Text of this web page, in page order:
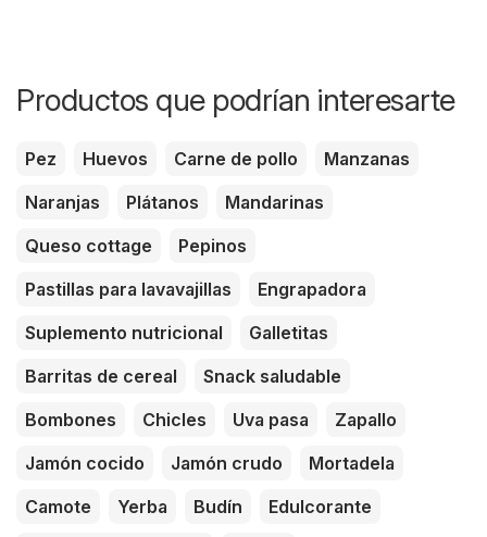
Productos que podrían interesarte
Pez Huevos Carne de pollo
Manzanas
Naranjas
Plátanos
Mandarinas
Queso cottage
Pepinos
Pastillas para lavavajillas
Engrapadora
Suplemento nutricional
Galletitas
Barritas de cereal
Snack saludable
Bombones
Chicles Uva pasa
Zapallo
Jamón cocido
Jamón crudo
Mortadela
Camote
Yerba Budín
Edulcorante